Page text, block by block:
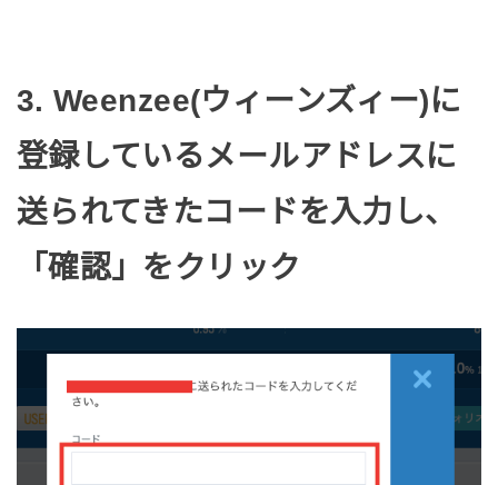
3. Weenzee(ウィーンズィー)に
登録しているメールアドレスに
送られてきたコードを入力し、
「確認」をクリック